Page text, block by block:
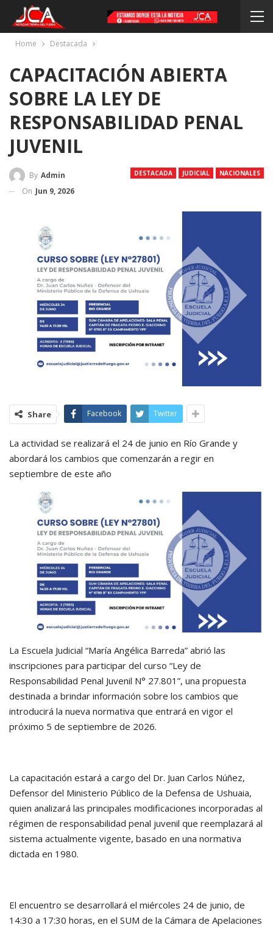
Home Destacada
CAPACITACIÓN ABIERTA
SOBRE LA LEY DE
RESPONSABILIDAD PENAL
JUVENIL
DESTACADA JUDICIAL NACIONALES
By Admin
On Jun 9, 2026
Share Facebook Twitter
La actividad se realizará el 24 de junio en Río Grande y
abordará los cambios que comenzarán a regir en
septiembre de este año
La Escuela Judicial “María Angélica Barreda” abrió las
inscripciones para participar del curso “Ley de
Responsabilidad Penal Juvenil N° 27.801”, una propuesta
destinada a brindar información sobre los cambios que
introducirá la nueva normativa que entrará en vigor el
próximo 5 de septiembre de 2026.
La capacitación estará a cargo del Dr. Juan Carlos Núñez,
Defensor del Ministerio Público de la Defensa de Ushuaia,
quien analizará las principales modificaciones incorporadas al
régimen de responsabilidad penal juvenil que reemplazará al
sistema actualmente vigente, basado en una normativa
dictada en 1980.
El encuentro se desarrollará el miércoles 24 de junio, de
14:30 a 17:30 horas, en el SUM de la Cámara de Apelaciones